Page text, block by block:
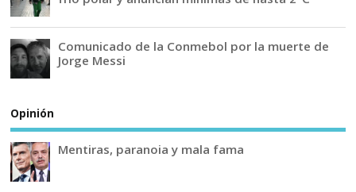
Comunicado de la Conmebol por la muerte de
Jorge Messi
Opinión
Mentiras, paranoia y mala fama